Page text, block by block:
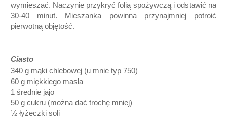
wymieszać. Naczynie przykryć folią spożywczą i odstawić na
30-40 minut. Mieszanka powinna przynajmniej potroić
pierwotną objętość.
Ciasto
340 g mąki chlebowej (u mnie typ 750)
60 g miękkiego masła
1 średnie jajo
50 g cukru (można dać trochę mniej)
½ łyżeczki soli